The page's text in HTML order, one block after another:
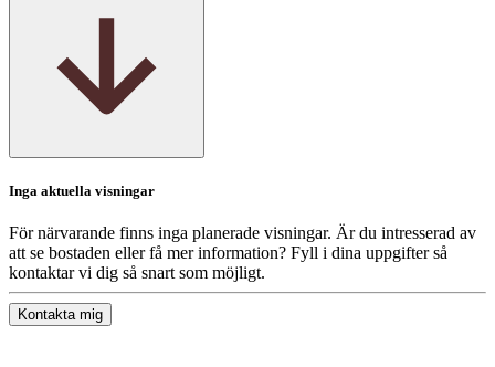
Inga aktuella visningar
För närvarande finns inga planerade visningar. Är du intresserad av
att se bostaden eller få mer information? Fyll i dina uppgifter så
kontaktar vi dig så snart som möjligt.
Kontakta mig